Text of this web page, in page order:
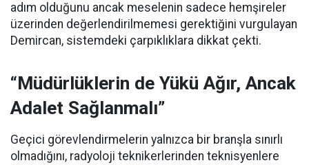
adım olduğunu ancak meselenin sadece hemşireler
üzerinden değerlendirilmemesi gerektiğini vurgulayan
Demircan, sistemdeki çarpıklıklara dikkat çekti.
“Müdürlüklerin de Yükü Ağır, Ancak
Adalet Sağlanmalı”
Geçici görevlendirmelerin yalnızca bir branşla sınırlı
olmadığını, radyoloji teknikerlerinden teknisyenlere